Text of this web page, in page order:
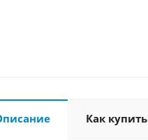
Как купить